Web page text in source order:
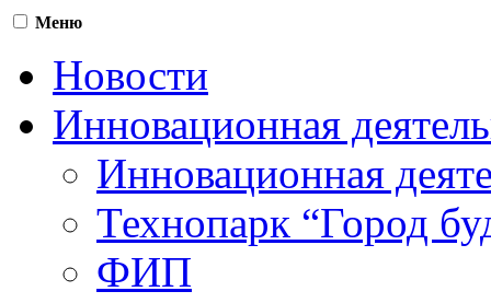
Меню
Новости
Инновационная
Инновационная
Технопарк “Город
ФИП